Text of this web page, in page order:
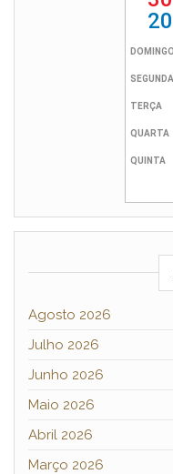
Agosto 2026
Julho 2026
Junho 2026
Maio 2026
Abril 2026
Março 2026